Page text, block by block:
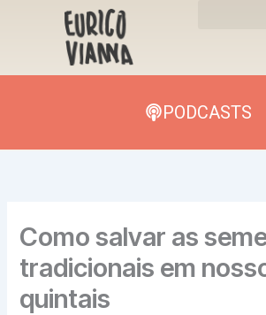
PODCASTS
Como salvar as
tradicionais em
quintais